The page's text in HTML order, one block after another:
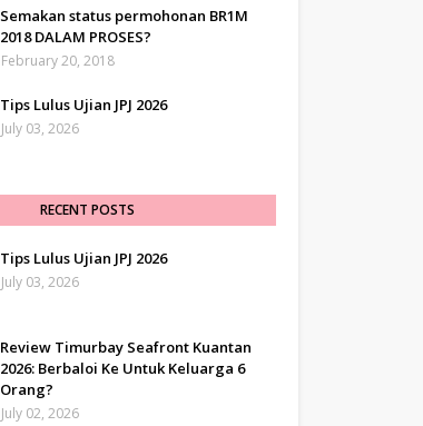
Semakan status permohonan BR1M
2018 DALAM PROSES?
February 20, 2018
Tips Lulus Ujian JPJ 2026
July 03, 2026
RECENT POSTS
Tips Lulus Ujian JPJ 2026
July 03, 2026
Review Timurbay Seafront Kuantan
2026: Berbaloi Ke Untuk Keluarga 6
Orang?
July 02, 2026